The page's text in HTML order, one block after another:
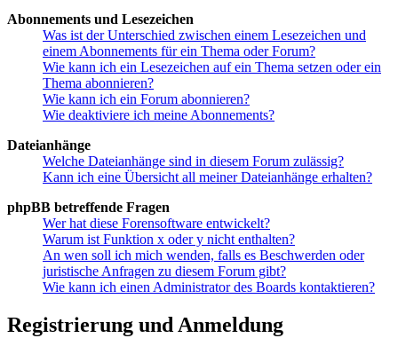
Abonnements und Lesezeichen
Was ist der Unterschied zwischen einem Lesezeichen und
einem Abonnements für ein Thema oder Forum?
Wie kann ich ein Lesezeichen auf ein Thema setzen oder ein
Thema abonnieren?
Wie kann ich ein Forum abonnieren?
Wie deaktiviere ich meine Abonnements?
Dateianhänge
Welche Dateianhänge sind in diesem Forum zulässig?
Kann ich eine Übersicht all meiner Dateianhänge erhalten?
phpBB betreffende Fragen
Wer hat diese Forensoftware entwickelt?
Warum ist Funktion x oder y nicht enthalten?
An wen soll ich mich wenden, falls es Beschwerden oder
juristische Anfragen zu diesem Forum gibt?
Wie kann ich einen Administrator des Boards kontaktieren?
Registrierung und Anmeldung